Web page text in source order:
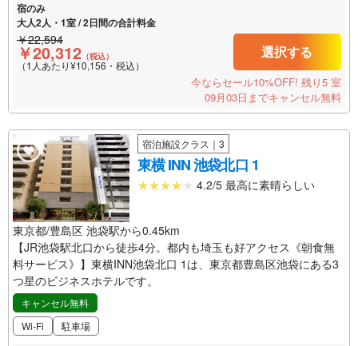
宿のみ
大人2人・1室 / 2日間の合計料金
￥22,594
￥20,312 （税込）
（1人あたり¥10,156・税込）
選択する
今ならセール10%OFF! 残り5 室
09月03日までキャンセル無料
宿泊施設クラス｜3
東横 INN 池袋北口 1
4.2/5 最高に素晴らしい
東京都/豊島区 池袋駅から0.45km
【JR池袋駅北口から徒歩4分。都内も埼玉も好アクセス《朝食無
料サービス》】東横INN池袋北口 1は、東京都豊島区池袋にある3
つ星のビジネスホテルです。
キャンセル無料
Wi-Fi
駐車場